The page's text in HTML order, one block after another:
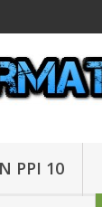
PPI 10